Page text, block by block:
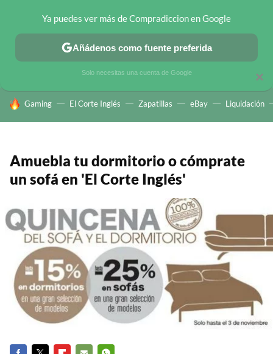
CHOLLOS TELEGRAM OFERTAS EN MÓVILES OFERTAS EN
HOY SE HABLA DE
Gaming El Corte Inglés Zapatillas eBay Liquidación
Amuebla tu dormitorio o cómprate
un sofá en 'El Corte Inglés'
×
Ya puedes ver más de Compradiccion en Google
Añádenos como fuente preferida
Solo necesitas una cuenta de Google